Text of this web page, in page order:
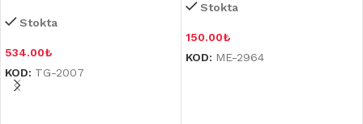
Stokta
534.00₺
KOD: TG-2007
Stokta
150.00₺
KOD: ME-2964